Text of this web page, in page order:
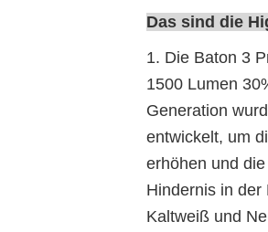
Das sind die
1. Die Baton 3
1500 Lumen
Generation
entwickelt, um
erhöhen und
Hindernis in der
Kaltweiß und